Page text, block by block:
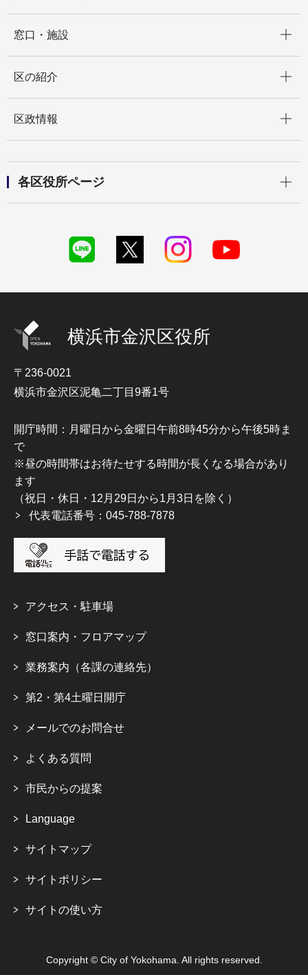
窓口・施設
区の紹介
区政情報
各区役所ページ
横浜市金沢区役所
〒236-0021
横浜市金沢区泥亀二丁目9番1号
開庁時間：月曜日から金曜日午前8時45分から午後5時ま
で
※昼の時間帯はお待たせする時間が長くなる場合があり
ます
（祝日・休日・12月29日から1月3日を除く）
代表電話番号：045-788-7878
アクセス・駐車場
窓口案内・フロアマップ
業務案内（各課の連絡先）
第2・第4土曜日開庁
メールでのお問合せ
よくある質問
市民からの提案
Language
サイトマップ
サイトポリシー
サイトの使い方
Copyright © City of Yokohama. All rights reserved.